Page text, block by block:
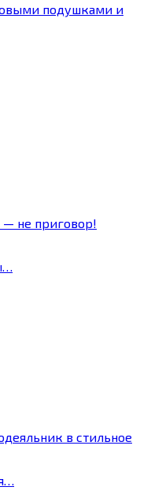
подушками и
— не приговор!
в стильное